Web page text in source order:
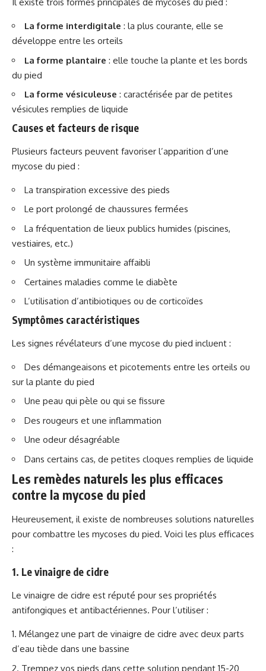
La forme interdigitale : la plus courante, elle se
développe entre les orteils
La forme plantaire : elle touche la plante et les bords
du pied
La forme vésiculeuse : caractérisée par de petites
vésicules remplies de liquide
Causes et facteurs de risque
Plusieurs facteurs peuvent favoriser l’apparition d’une
mycose du pied :
La transpiration excessive des pieds
Le port prolongé de chaussures fermées
La fréquentation de lieux publics humides (piscines,
vestiaires, etc.)
Un système immunitaire affaibli
Certaines maladies comme le diabète
L’utilisation d’antibiotiques ou de corticoïdes
Symptômes caractéristiques
Les signes révélateurs d’une mycose du pied incluent :
Des démangeaisons et picotements entre les orteils ou
sur la plante du pied
Une peau qui pèle ou qui se fissure
Des rougeurs et une inflammation
Une odeur désagréable
Dans certains cas, de petites cloques remplies de liquide
Les remèdes naturels les plus efficaces
contre la mycose du pied
Heureusement, il existe de nombreuses solutions naturelles
pour combattre les mycoses du pied. Voici les plus efficaces
:
1. Le vinaigre de cidre
Le vinaigre de cidre est réputé pour ses propriétés
antifongiques et antibactériennes. Pour l’utiliser :
Mélangez une part de vinaigre de cidre avec deux parts
d’eau tiède dans une bassine
Trempez vos pieds dans cette solution pendant 15-20